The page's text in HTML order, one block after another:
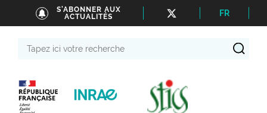
S'ABONNER AUX
ACTUALITÉS
FR